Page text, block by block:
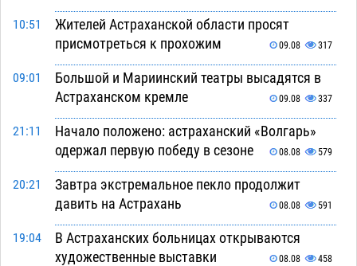
10:51
Жителей Астраханской области просят
присмотреться к прохожим
09.08 317
09:01
Большой и Мариинский театры высадятся в
Астраханском кремле
09.08 337
21:11
Начало положено: астраханский «Волгарь»
одержал первую победу в сезоне
08.08 579
20:21
Завтра экстремальное пекло продолжит
давить на Астрахань
08.08 591
19:04
В Астраханских больницах открываются
художественные выставки
08.08 458